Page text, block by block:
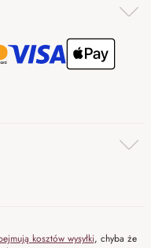
kosztów wysyłki, chyba że